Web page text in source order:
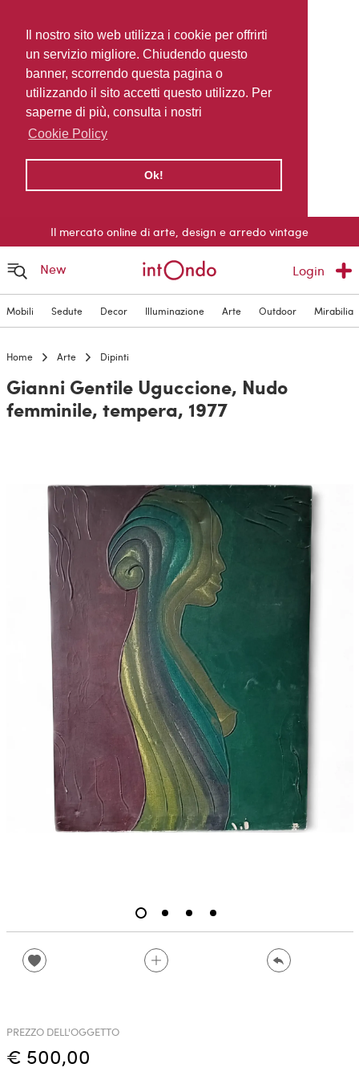
Il nostro sito web utilizza i cookie per offrirti
un servizio migliore. Chiudendo questo
banner, scorrendo questa pagina o
utilizzando il sito accetti questo utilizzo. Per
saperne di più, consulta i nostri
Cookie Policy
Ok!
Il mercato online di arte, design e arredo vintage
New Login
Mobili Sedute Decor Illuminazione Arte Outdoor Mirabilia
Home Arte Dipinti
Gianni Gentile Uguccione, Nudo
femminile, tempera, 1977
PREZZO DELL'OGGETTO
€ 500,00